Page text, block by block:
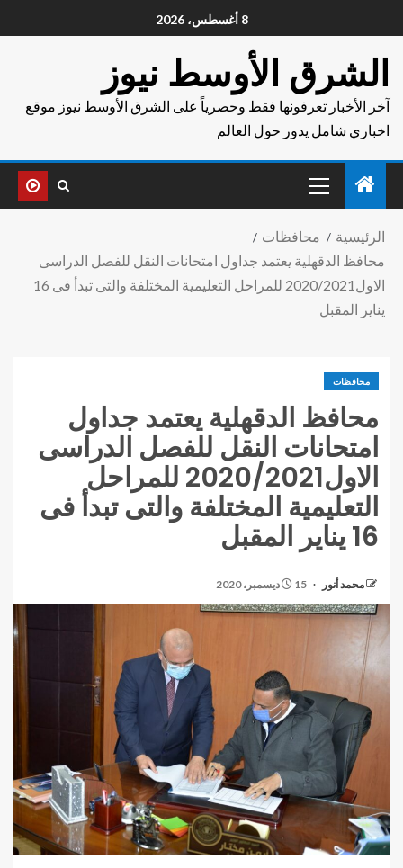
8 أغسطس، 2026
الشرق الأوسط نيوز
آخر الأخبار تعرفونها فقط وحصرياً على الشرق الأوسط نيوز موقع
اخباري شامل يدور حول العالم
الرئيسية
محافظات
محافظ الدقهلية يعتمد جداول امتحانات النقل للفصل الدراسى
الاول2020/2021 للمراحل التعليمية المختلفة والتى تبدأ فى 16
يناير المقبل
محافظات
محافظ الدقهلية يعتمد جداول
امتحانات النقل للفصل الدراسى
الاول2020/2021 للمراحل
التعليمية المختلفة والتى تبدأ فى
16 يناير المقبل
محمد أنور 15 ديسمبر، 2020